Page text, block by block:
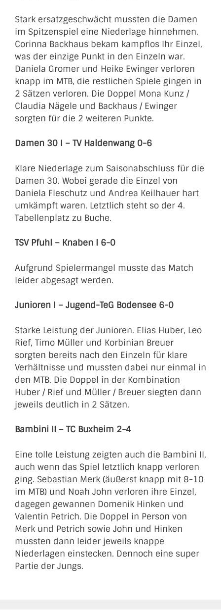
Stark ersatzgeschwächt mussten die Damen
im Spitzenspiel eine Niederlage hinnehmen.
Corinna Backhaus bekam kampflos Ihr Einzel,
was der einzige Punkt in den Einzeln war.
Daniela Gromer und Heike Ewinger verloren
knapp im MTB, die restlichen Spiele gingen in
2 Sätzen verloren. Die Doppel Mona Kunz /
Claudia Nägele und Backhaus / Ewinger
sorgten für die 2 weiteren Punkte.
Damen 30 I – TV Haldenwang 0-6
Klare Niederlage zum Saisonabschluss für die
Damen 30. Wobei gerade die Einzel von
Daniela Fleschutz und Andrea Keilhauer hart
umkämpft waren. Letztlich steht so der 4.
Tabellenplatz zu Buche.
TSV Pfuhl – Knaben I 6-0
Aufgrund Spielermangel musste das Match
leider abgesagt werden.
Junioren I – Jugend-TeG Bodensee 6-0
Starke Leistung der Junioren. Elias Huber, Leo
Rief, Timo Müller und Korbinian Breuer
sorgten bereits nach den Einzeln für klare
Verhältnisse und mussten dabei nur einmal in
den MTB. Die Doppel in der Kombination
Huber / Rief und Müller / Breuer siegten dann
jeweils deutlich in 2 Sätzen.
Bambini II – TC Buxheim 2-4
Eine tolle Leistung zeigten auch die Bambini II,
auch wenn das Spiel letztlich knapp verloren
ging. Sebastian Merk (äußerst knapp mit 8-10
im MTB) und Noah John verloren ihre Einzel,
dagegen gewannen Domenik Hinken und
Valentin Petrich. Die Doppel in Person von
Merk und Petrich sowie John und Hinken
mussten dann leider jeweils knappe
Niederlagen einstecken. Dennoch eine super
Partie der Jungs.